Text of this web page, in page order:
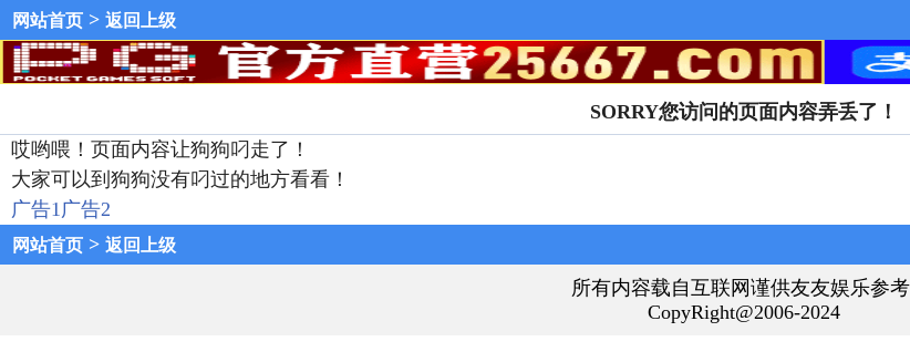
网站首页 > 返回上级
SORRY您访问的页面内容弄丢了！
哎哟喂！页面内容让狗狗叼走了！
大家可以到狗狗没有叼过的地方看看！
广告1广告2
网站首页 > 返回上级
所有内容载自互联网谨供友友娱乐参
CopyRight@2006-2024